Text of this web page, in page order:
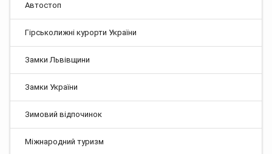
Автостоп
Гірськолижні курорти України
Замки Львівщини
Замки України
Зимовий відпочинок
Міжнародний туризм